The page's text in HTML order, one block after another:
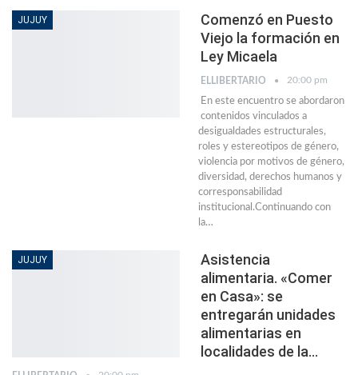
JUJUY
Comenzó en Puesto
Viejo la formación en
Ley Micaela
ELLIBERTARIO 20:00 pm
En este encuentro se abordaron
contenidos vinculados a
desigualdades estructurales,
roles y estereotipos de género,
violencia por motivos de género,
diversidad, derechos humanos y
corresponsabilidad
institucional.Continuando con
la…
JUJUY
Asistencia
alimentaria. «Comer
en Casa»: se
entregarán unidades
alimentarias en
localidades de la…